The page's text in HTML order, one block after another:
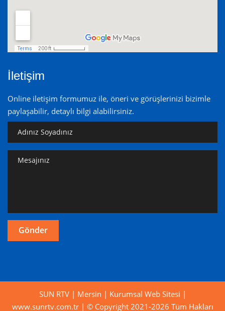
İletişim
Online iletişim formumuz ile, öneri ve görüşlerinizi bizimle
paylaşabilir, detaylı bilgi alabilirsiniz.
SUN RTV | Mersin | Kurumsal Web Sitesi |
www.sunrtv.com.tr | © Copyright 2021-2026 Tüm Hakları